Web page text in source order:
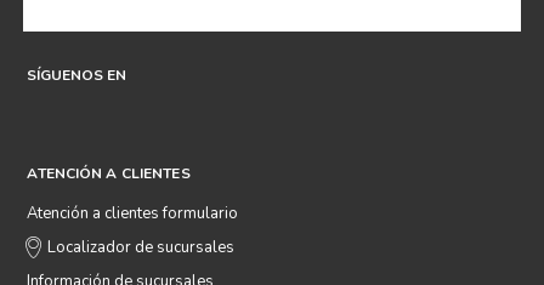
SÍGUENOS EN
ATENCIÓN A CLIENTES
Atención a clientes formulario
Localizador de sucursales